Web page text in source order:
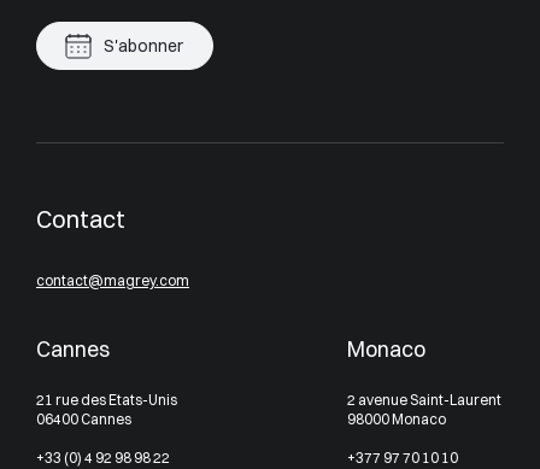
S'abonner
Contact
contact@magrey.com
Cannes
21 rue des Etats-Unis
06400 Cannes
+33 (0) 4 92 98 98 22
Monaco
2 avenue Saint-Laurent
98000 Monaco
+377 97 70 10 10